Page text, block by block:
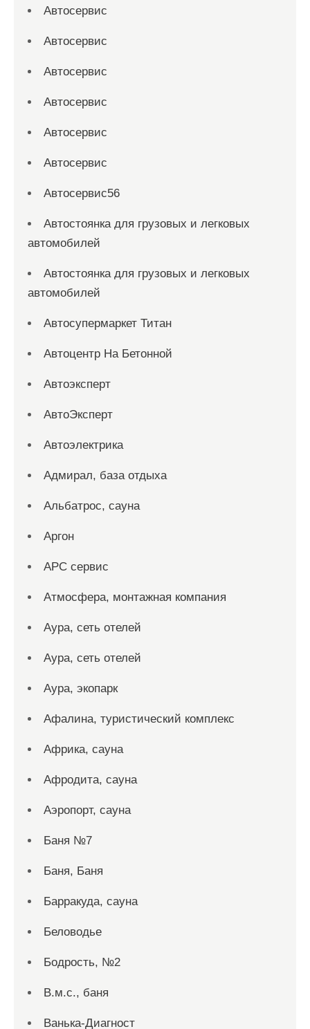
Автосервис
Автосервис
Автосервис
Автосервис
Автосервис
Автосервис
Автосервис56
Автостоянка для грузовых и легковых
автомобилей
Автостоянка для грузовых и легковых
автомобилей
Автосупермаркет Титан
Автоцентр На Бетонной
Автоэксперт
АвтоЭксперт
Автоэлектрика
Адмирал, база отдыха
Альбатрос, сауна
Аргон
АРС сервис
Атмосфера, монтажная компания
Аура, сеть отелей
Аура, сеть отелей
Аура, экопарк
Афалина, туристический комплекс
Африка, сауна
Афродита, сауна
Аэропорт, сауна
Баня №7
Баня, Баня
Барракуда, сауна
Беловодье
Бодрость, №2
В.м.с., баня
Ванька-Диагност